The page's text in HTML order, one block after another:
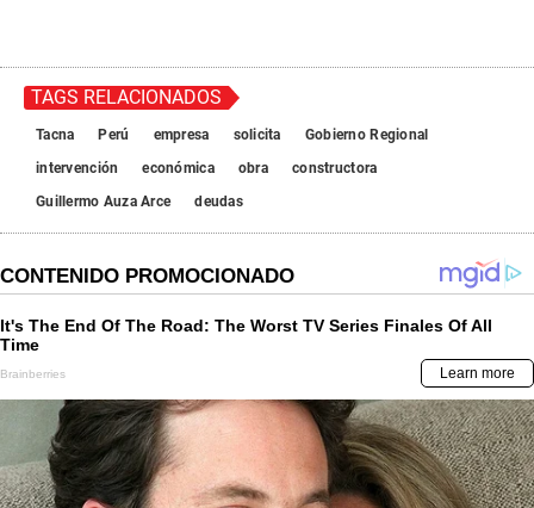
TAGS RELACIONADOS
Tacna Perú empresa solicita
Gobierno Regional
intervención
económica obra
constructora
Guillermo Auza Arce
deudas